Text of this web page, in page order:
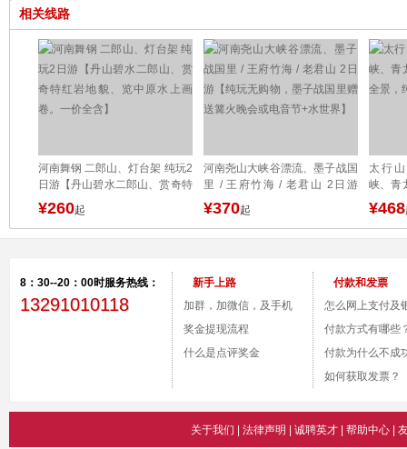
相关线路
河南舞钢 二郎山、灯台架 纯玩2
日游【丹山碧水二郎山、赏奇特
红岩地貌、览中原水上画卷。一
价全含】
¥260起
河南尧山大峡谷漂流、墨子战国
里 / 王府竹海 / 老君山 2日游
【纯玩无购物，墨子战国里赠送
篝火晚会或电音节+水世界】
¥370起
太行
峡、青
全景，
¥468
8：30--20：00时服务热线：
13291010118
新手上路
加群，加微信，及手机
付款。
奖金提现流程
什么是点评奖金
付款和发票
怎么网上支付及
号？
付款方式有哪些
付款为什么不成
如何获取发票？
关于我们 | 法律声明 | 诚聘英才| 帮助中心|